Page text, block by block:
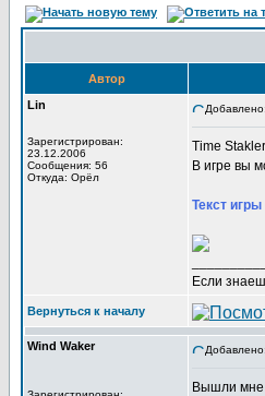
Автор
Lin
Зарегистрирован:
23.12.2006
Сообщения: 56
Откуда: Орёл
Time
В игре вы
Текст
Если
Вернуться к началу
Wind Waker
Вышли мне